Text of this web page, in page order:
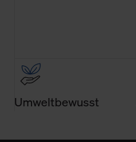
Umweltbewusst